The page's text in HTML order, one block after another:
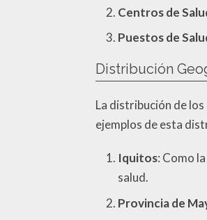
Centros de
Puestos de
Distribución
La distribución de
ejemplos de esta
Iquitos: Como
salud.
Provincia de